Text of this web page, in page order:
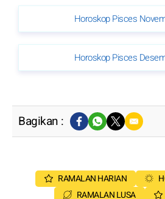
Horoskop Pisces
Horoskop Pisces
Bagikan :
RAMALAN HARIAN
RAMALAN LUSA